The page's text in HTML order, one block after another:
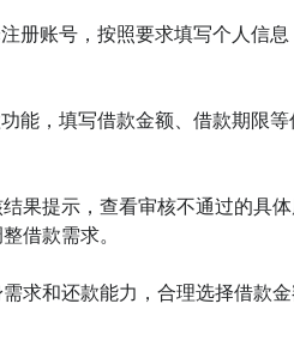
册账号，按照要求填写个人信
能，填写借款金额、借款期限
果提示，查看审核不通过的具
借款需求。
求和还款能力，合理选择借款